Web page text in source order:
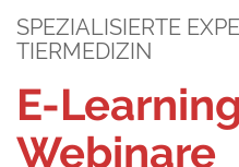
E-
Webinare
SPEZIALISIERTE
TIERMEDIZIN